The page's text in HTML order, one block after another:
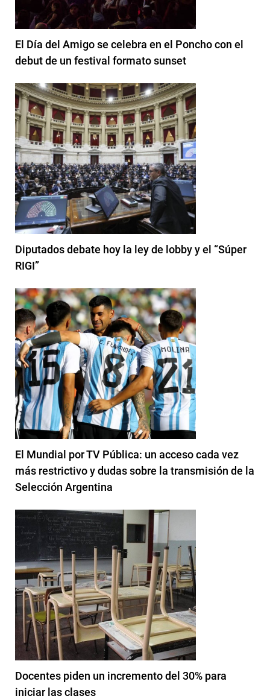
El Día del Amigo se celebra en el Poncho con el
debut de un festival formato sunset
Diputados debate hoy la ley de lobby y el “Súper
RIGI”
El Mundial por TV Pública: un acceso cada vez
más restrictivo y dudas sobre la transmisión de la
Selección Argentina
Docentes piden un incremento del 30% para
iniciar las clases